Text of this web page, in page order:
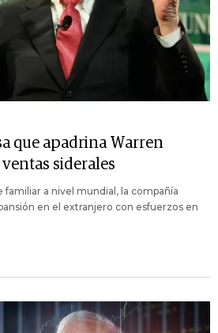
que apadrina Warren
siderales
a nivel mundial, la compañía
en el extranjero con esfuerzos en